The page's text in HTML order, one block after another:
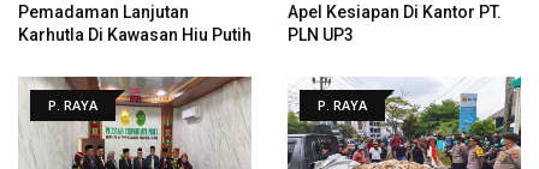
Pemadaman Lanjutan
Karhutla Di Kawasan Hiu Putih
Apel Kesiapan Di Kantor PT.
PLN UP3
P. RAYA P. RAYA